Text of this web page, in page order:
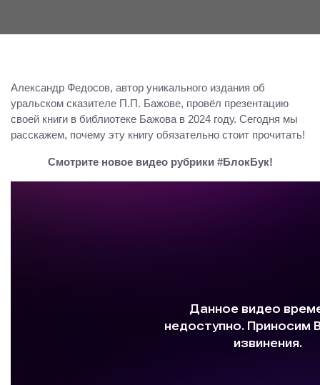
Александр Федосов, автор уникального издания об
уральском сказителе П.П. Бажове, провёл презентацию
своей книги в библиотеке Бажова в 2024 году. Сегодня мы
расскажем, почему эту книгу обязательно стоит прочитать!
Смотрите новое видео рубрики #БлокБук!